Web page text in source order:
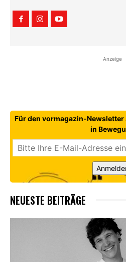
Anzeige
Für den vormagazin-Newsletter
in
NEUESTE BEITRÄGE